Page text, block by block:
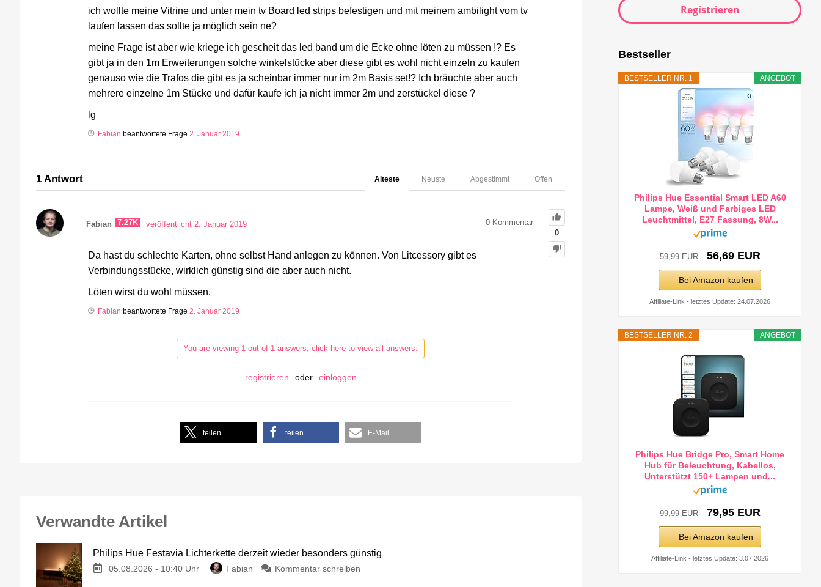
ich wollte meine Vitrine und unter mein tv Board led strips befestigen und mit meinem ambilight vom tv
laufen lassen das sollte ja möglich sein ne?
meine Frage ist aber wie kriege ich gescheit das led band um die Ecke ohne löten zu müssen !? Es
gibt ja in den 1m Erweiterungen solche winkelstücke aber diese gibt es wohl nicht einzeln zu kaufen
genauso wie die Trafos die gibt es ja scheinbar immer nur im 2m Basis set!? Ich bräuchte aber auch
mehrere einzelne 1m Stücke und dafür kaufe ich ja nicht immer 2m und zerstückel diese ?
lg
Fabian beantwortete Frage 2. Januar 2019
1 Antwort Offen
Abgestimmt
Neuste
Älteste
0
Fabian 7.27K veröffentlicht 2. Januar 2019 0 Kommentar
Da hast du schlechte Karten, ohne selbst Hand anlegen zu können. Von Litcessory gibt es
Verbindungsstücke, wirklich günstig sind die aber auch nicht.
Löten wirst du wohl müssen.
Fabian beantwortete Frage 2. Januar 2019
You are viewing 1 out of 1 answers, click here to view all answers.
registrieren oder einloggen
teilen teilen E-Mail
Verwandte Artikel
Philips Hue Festavia Lichterkette derzeit wieder besonders günstig
05.08.2026 - 10:40 Uhr Fabian Kommentar schreiben
Registrieren
Bestseller
ANGEBOT
BESTSELLER NR. 1
Philips Hue Essential Smart LED A60
Lampe, Weiß und Farbiges LED
Leuchtmittel, E27 Fassung, 8W...
59,99 EUR 56,69 EUR
Bei Amazon kaufen
Affiliate-Link - letztes Update: 24.07.2026
ANGEBOT
BESTSELLER NR. 2
Philips Hue Bridge Pro, Smart Home
Hub für Beleuchtung, Kabellos,
Unterstützt 150+ Lampen und...
99,99 EUR 79,95 EUR
Bei Amazon kaufen
Affiliate-Link - letztes Update: 3.07.2026